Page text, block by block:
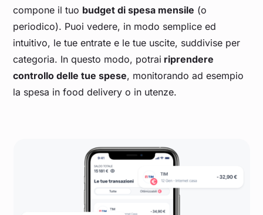
compone il tuo budget di spesa mensile (o
periodico). Puoi vedere, in modo semplice ed
intuitivo, le tue entrate e le tue uscite, suddivise per
categoria. In questo modo, potrai riprendere
controllo delle tue spese, monitorando ad esempio
la spesa in food delivery o in utenze.